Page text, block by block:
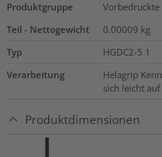
Produktgruppe
Teil - Nettogewicht
0.00009 kg
Typ
HGDC2-5 1
Verarbeitung
Helagrip
sich leicht
Produktdimensionen